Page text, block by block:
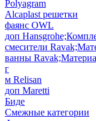
Polyagram
Alcaplast решетки
фаянс OWL
доп
смесители
ванны
г
м Relisan
доп Maretti
Биде
Смежные категории